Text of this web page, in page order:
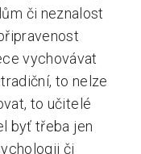
či neznalost
vychovávat
to nelze
to učitelé
byť třeba jen
či